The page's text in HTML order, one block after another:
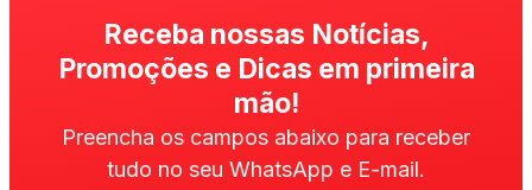
Receba nossas Notícias,
Promoções e Dicas em primeira
mão!
Preencha os campos abaixo para receber
tudo no seu WhatsApp e E-mail.